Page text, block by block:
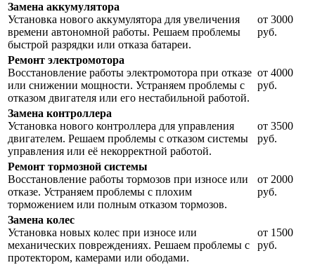
Замена аккумулятора
Установка нового аккумулятора для увеличения
времени автономной работы. Решаем проблемы
быстрой разрядки или отказа батареи.
от 3000
руб.
Ремонт электромотора
Восстановление работы электромотора при отказе
или снижении мощности. Устраняем проблемы с
отказом двигателя или его нестабильной работой.
от 4000
руб.
Замена контроллера
Установка нового контроллера для управления
двигателем. Решаем проблемы с отказом системы
управления или её некорректной работой.
от 3500
руб.
Ремонт тормозной системы
Восстановление работы тормозов при износе или
отказе. Устраняем проблемы с плохим
торможением или полным отказом тормозов.
от 2000
руб.
Замена колес
Установка новых колес при износе или
механических повреждениях. Решаем проблемы с
протектором, камерами или ободами.
от 1500
руб.